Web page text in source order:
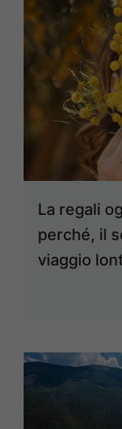
La regali
perché, il
viaggio